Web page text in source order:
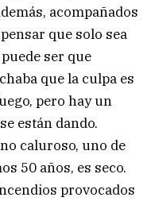
acompañados
que solo sea
ser que
que la culpa es
pero hay un
están dando.
caluroso, uno de
50 años, es seco.
provocados